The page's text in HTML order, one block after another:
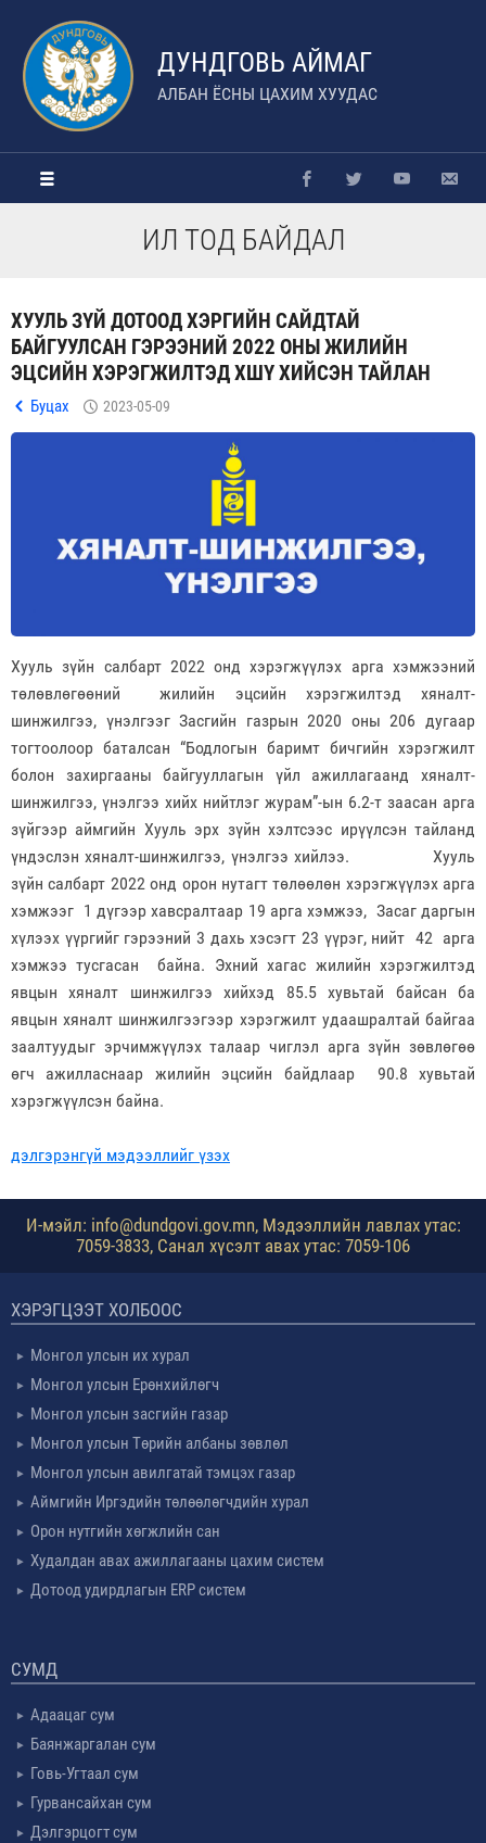
ДУНДГОВЬ АЙМАГ
АЛБАН ЁСНЫ ЦАХИМ ХУУДАС
ИЛ ТОД БАЙДАЛ
ХУУЛЬ ЗҮЙ ДОТООД ХЭРГИЙН САЙДТАЙ
БАЙГУУЛСАН ГЭРЭЭНИЙ 2022 ОНЫ ЖИЛИЙН
ЭЦСИЙН ХЭРЭГЖИЛТЭД ХШҮ ХИЙСЭН ТАЙЛАН
Буцах 2023-05-09
Хууль зүйн салбарт 2022 онд хэрэгжүүлэх арга хэмжээний
төлөвлөгөөний жилийн эцсийн хэрэгжилтэд хяналт-
шинжилгээ, үнэлгээг Засгийн газрын 2020 оны 206 дугаар
тогтоолоор баталсан “Бодлогын баримт бичгийн хэрэгжилт
болон захиргааны байгууллагын үйл ажиллагаанд хяналт-
шинжилгээ, үнэлгээ хийх нийтлэг журам”-ын 6.2-т заасан арга
зүйгээр аймгийн Хууль эрх зүйн хэлтсээс ирүүлсэн тайланд
үндэслэн хяналт-шинжилгээ, үнэлгээ хийлээ. Хууль
зүйн салбарт 2022 онд орон нутагт төлөөлөн хэрэгжүүлэх арга
хэмжээг 1 дүгээр хавсралтаар 19 арга хэмжээ, Засаг даргын
хүлээх үүргийг гэрээний 3 дахь хэсэгт 23 үүрэг, нийт 42 арга
хэмжээ тусгасан байна. Эхний хагас жилийн хэрэгжилтэд
явцын хяналт шинжилгээ хийхэд 85.5 хувьтай байсан ба
явцын хяналт шинжилгээгээр хэрэгжилт удаашралтай байгаа
заалтуудыг эрчимжүүлэх талаар чиглэл арга зүйн зөвлөгөө
өгч ажилласнаар жилийн эцсийн байдлаар 90.8 хувьтай
хэрэгжүүлсэн байна.
дэлгэрэнгүй мэдээллийг үзэх
И-мэйл: info@dundgovi.gov.mn, Мэдээллийн лавлах утас:
7059-3833, Санал хүсэлт авах утас: 7059-106
ХЭРЭГЦЭЭТ ХОЛБООС
Монгол улсын их хурал
Монгол улсын Ерөнхийлөгч
Монгол улсын засгийн газар
Монгол улсын Төрийн албаны зөвлөл
Монгол улсын авилгатай тэмцэх газар
Аймгийн Иргэдийн төлөөлөгчдийн хурал
Орон нутгийн хөгжлийн сан
Худалдан авах ажиллагааны цахим систем
Дотоод удирдлагын ERP систем
СУМД
Адаацаг сум
Баянжаргалан сум
Говь-Угтаал сум
Гурвансайхан сум
Дэлгэрцогт сум